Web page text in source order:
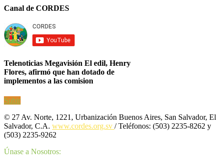
Canal de CORDES
Telenoticias Megavisión El edil, Henry
Flores, afirmó que han dotado de
implementos a las comision
Subir
© 27 Av. Norte, 1221, Urbanización Buenos Aires, San Salvador, El
Salvador, C.A. www.cordes.org.sv / Teléfonos: (503) 2235-8262 y
(503) 2235-9262
Únase a Nosotros: